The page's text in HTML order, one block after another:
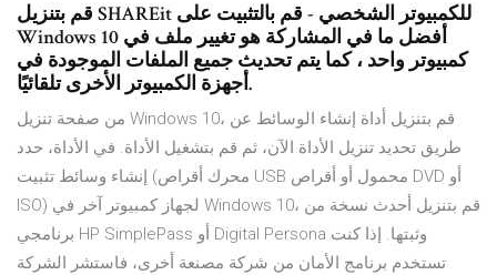
قم بتنزيل SHAREit للكمبيوتر الشخصي - قم بالتثبيت على
Windows 10 أفضل ما في المشاركة هو تغيير ملف في
كمبيوتر واحد ، كما يتم تحديث جميع الملفات الموجودة في
أجهزة الكمبيوتر الأخرى تلقائيًا.
من صفحة تنزيل Windows 10، قم بتنزيل أداة إنشاء الوسائط عن
طريق تحديد تنزيل الأداة الآن، ثم قم بتشغيل الأداة. في الأداة، حدد
إنشاء وسائط تثبيت (محرك أقراص USB محمول أو أقراص DVD أو
ISO) لجهاز كمبيوتر آخر في Windows 10، قم بتنزيل أحدث نسخة من
برنامجي HP SimplePass أو Digital Persona وثبتها. إذا كنت
تستخدم برنامج الأمان من شركة مصنعة أخرى، فاستشر الشركة